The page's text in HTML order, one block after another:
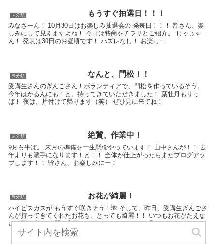
未分類 もうすぐ抽選日！！！
みなさーん！ 10月30日はお楽しみ抽選会の 発表日！！！ 皆さん、楽
しみにして見えますよね！ 今日は特商をチラリとご紹介。 じゃじゃー
ん！ 発表は30日のお昼頃です！ ハズレなし！ お楽し...
未分類 なんと、門松！！
受講生さんのぎんごさん！ボランティアで、門松を作っているそう。
今年はかるんにも！と、持ってきていただきました！ 葉牡丹もりっ
ぱ！ 夜は、片付けて帰ります（笑） ぜひ見に来てね！
未分類 絶賛、作業中！
9月も半ば。 来月の準備を一生懸命やっています！ 山中さんが！！ 去
年よりも派手になります！と！！ 全体が仕上がったらまたブログアッ
プします！！ 皆さん、お楽しみにー！
未分類 お花が綺麗！
ハイビスカスが もうすぐ咲きそう！🌺 そして、昨日、受講生ぎんごさ
んが持ってきてくれたお花も、とっても綺麗！！ いつもお花がたえな
い、関教室！ 綺麗な玄関でお待ちしておりまーす💐